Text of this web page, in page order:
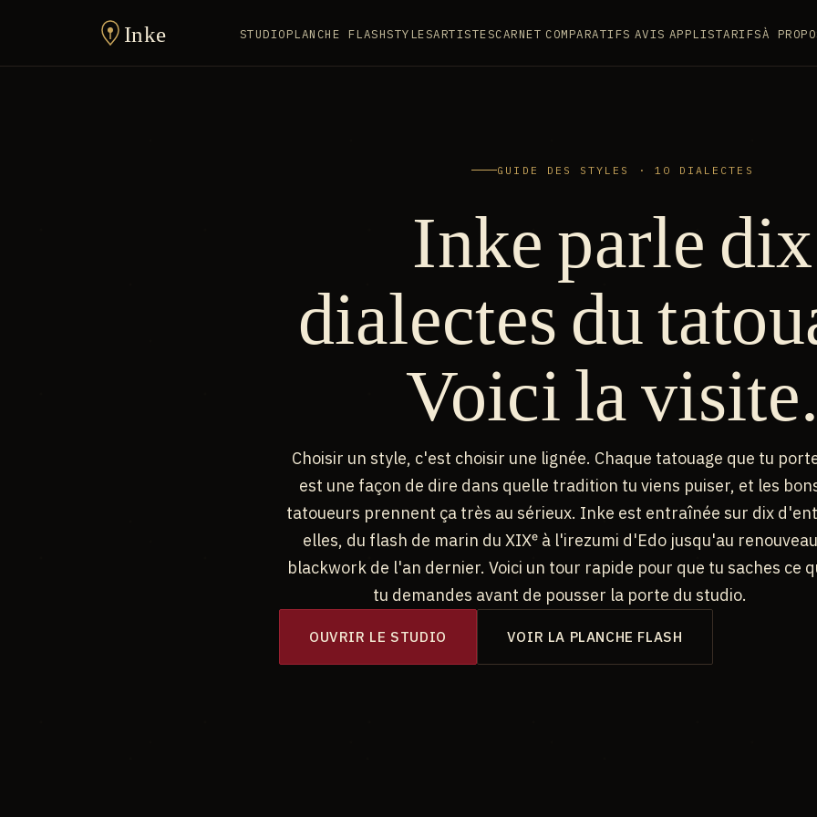
Inke STUDIOPLANCHE FLASHSTYLESARTISTESCARNET COMPARATIFS AVIS APPLISTARIFSÀ
GUIDE DES STYLES · 10 DIALECTES
Inke parle dix
dialectes du
Voici la visite.
Choisir un style, c'est choisir une lignée. Chaque tatouage que tu
est une façon de dire dans quelle tradition tu viens puiser, et les
tatoueurs prennent ça très au sérieux. Inke est entraînée sur dix
elles, du flash de marin du XIXᵉ à l'irezumi d'Edo jusqu'au renouveau
blackwork de l'an dernier. Voici un tour rapide pour que tu saches ce
tu demandes avant de pousser la porte du studio.
OUVRIR LE STUDIO VOIR LA PLANCHE FLASH